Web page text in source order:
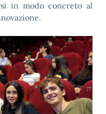
in modo concreto al